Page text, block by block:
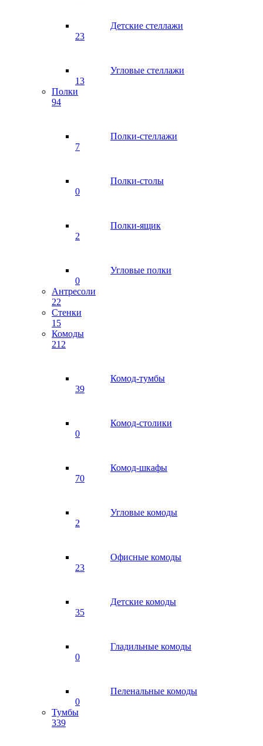
Детские стеллажи
23
Угловые стеллажи
13
Полки
94
Полки-стеллажи
7
Полки-столы
0
Полки-ящик
2
Угловые полки
0
Антресоли
22
Стенки
15
Комоды
212
Комод-тумбы
39
Комод-столики
0
Комод-шкафы
70
Угловые комоды
2
Офисные комоды
23
Детские комоды
35
Гладильные комоды
0
Пеленальные комоды
0
Тумбы
339